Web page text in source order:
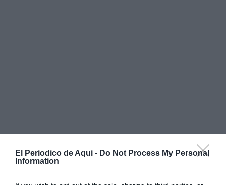
El Periodico de Aqui - Do Not Process My Personal
Information
La Promocopa llega a Cheste tras su paso por